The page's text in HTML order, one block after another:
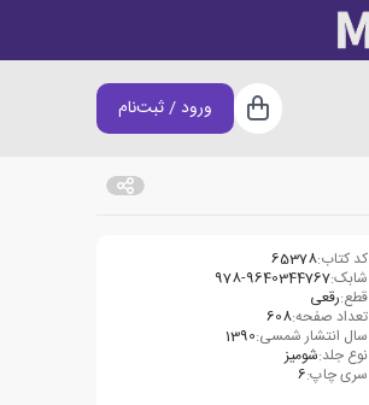
سبد خرید
ورود / ثبت‌نام
کد کتاب:65378
شابک:978-9640344767
قطع:رقعی
تعداد صفحه:608
سال انتشار شمسی:1390
نوع جلد:شومیز
سری چاپ:6